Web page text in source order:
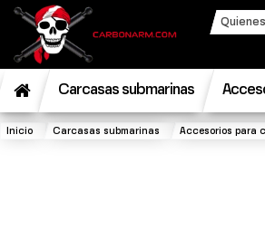
Carcasas submarinas
Inicio Carcasas submarinas Accesorios para